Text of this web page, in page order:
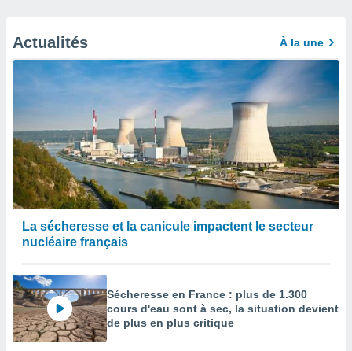
Actualités À la une
La sécheresse et la canicule impactent le secteur
nucléaire français
Sécheresse en France : plus de 1.300
cours d'eau sont à sec, la situation devient
de plus en plus critique